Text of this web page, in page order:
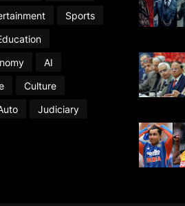
Sports
AI
Culture
Judiciary